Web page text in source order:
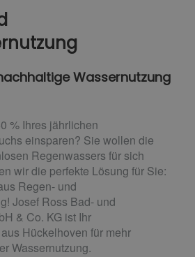
Wassernutzung
% Ihres jährlichen
einsparen? Sie wollen die
Regenwassers für sich
wir die perfekte Lösung für Sie:
Regen- und
Josef Ross Bad- und
& Co. KG ist Ihr
Hückelhoven für mehr
Wassernutzung.